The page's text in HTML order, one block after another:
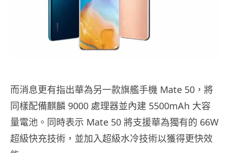
而消息更有指出華為另一款旗艦手機 Mate 50，將
同樣配備麒麟 9000 處理器並內建 5500mAh 大容
量電池。同時表示 Mate 50 將支援華為獨有的 66W
超級快充技術，並加入超級水冷技術以獲得更快效